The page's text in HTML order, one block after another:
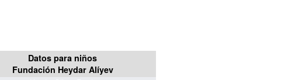
Datos para niños
Fundación Heydar Alíyev